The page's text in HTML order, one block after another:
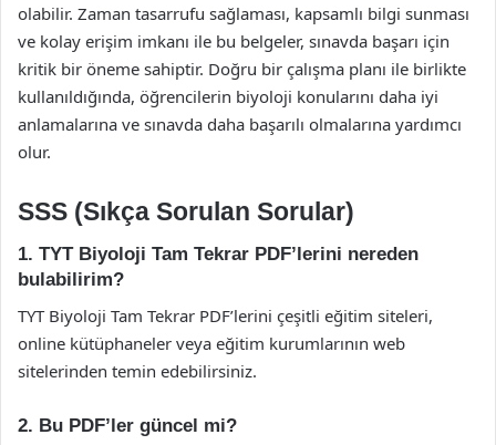
olabilir. Zaman tasarrufu sağlaması, kapsamlı bilgi sunması
ve kolay erişim imkanı ile bu belgeler, sınavda başarı için
kritik bir öneme sahiptir. Doğru bir çalışma planı ile birlikte
kullanıldığında, öğrencilerin biyoloji konularını daha iyi
anlamalarına ve sınavda daha başarılı olmalarına yardımcı
olur.
SSS (Sıkça Sorulan Sorular)
1. TYT Biyoloji Tam Tekrar PDF’lerini nereden
bulabilirim?
TYT Biyoloji Tam Tekrar PDF’lerini çeşitli eğitim siteleri,
online kütüphaneler veya eğitim kurumlarının web
sitelerinden temin edebilirsiniz.
2. Bu PDF’ler güncel mi?